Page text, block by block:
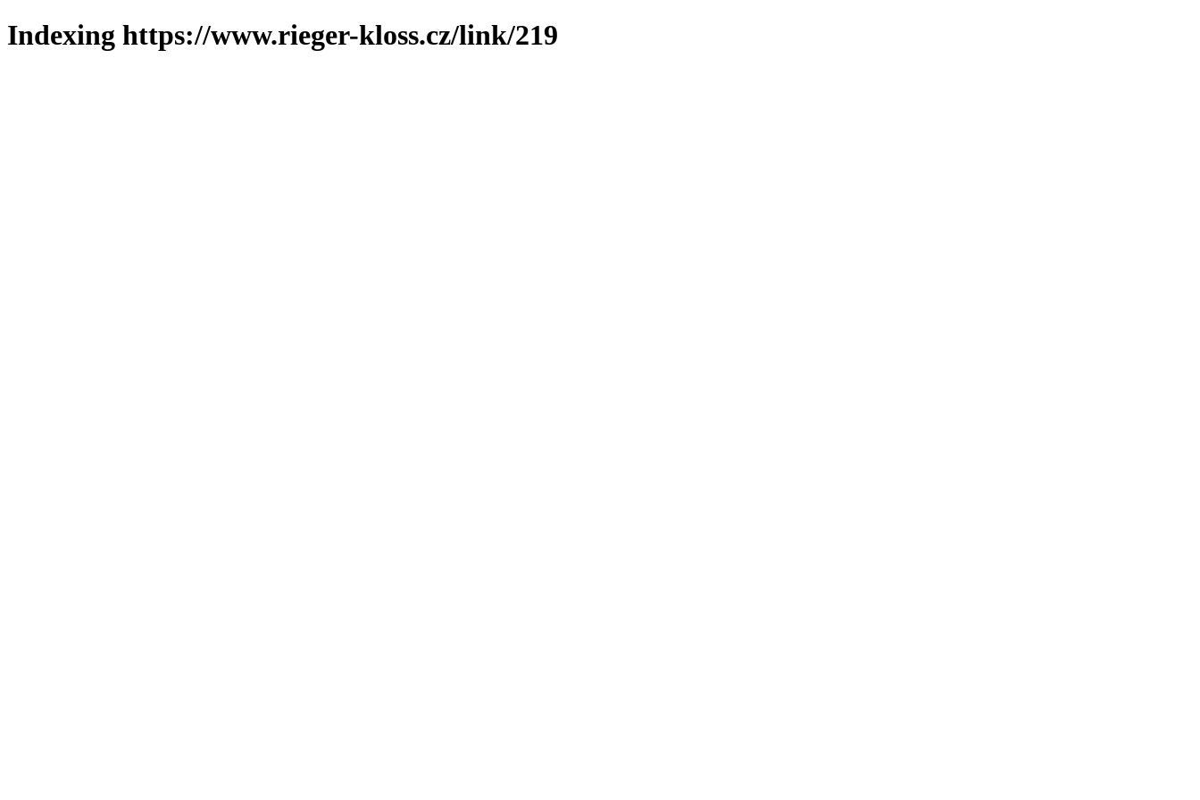
Indexing https://www.rieger-kloss.cz/link/219